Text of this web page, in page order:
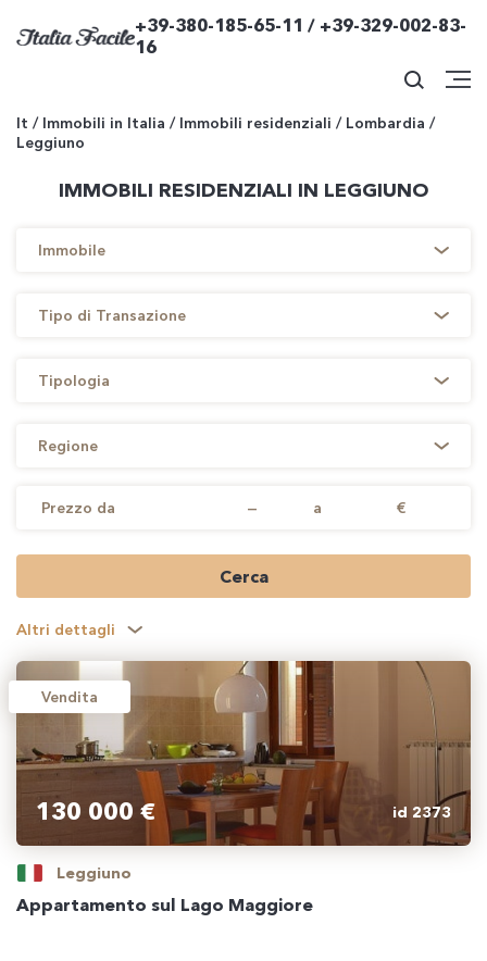
+39-380-185-65-11 / +39-329-002-83-
16
It / Immobili in Italia / Immobili residenziali / Lombardia /
Leggiuno
IMMOBILI RESIDENZIALI IN LEGGIUNO
Immobile
Tipo di Transazione
Tipologia
Regione
Prezzo da — a €
Cerca
Altri dettagli
Vendita
130 000 € id 2373
Leggiuno
Appartamento sul Lago Maggiore